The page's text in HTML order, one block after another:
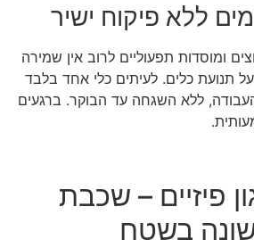
ללא פיקוח ישיר
ומוסדות תפעוליים לרוב אין שמירה
תנועת כלים. לעיתים כלי אחד בלבד
ללא השגחה עד הבוקר. ברגעים
פיזיים – שכבת
בשטח